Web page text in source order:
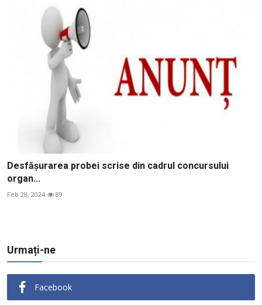
Desfăşurarea probei scrise din cadrul concursului
organ...
Feb 28, 2024 89
Urmați-ne
Facebook